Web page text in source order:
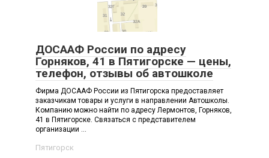
ДОСААФ России по адресу
Горняков, 41 в Пятигорске — цены,
телефон, отзывы об автошколе
Фирма ДОСААФ России из Пятигорска предоставляет
заказчикам товары и услуги в направлении Автошколы.
Компанию можно найти по адресу Лермонтов, Горняков,
41 в Пятигорске. Связаться с представителем
организации ...
Пятигорск